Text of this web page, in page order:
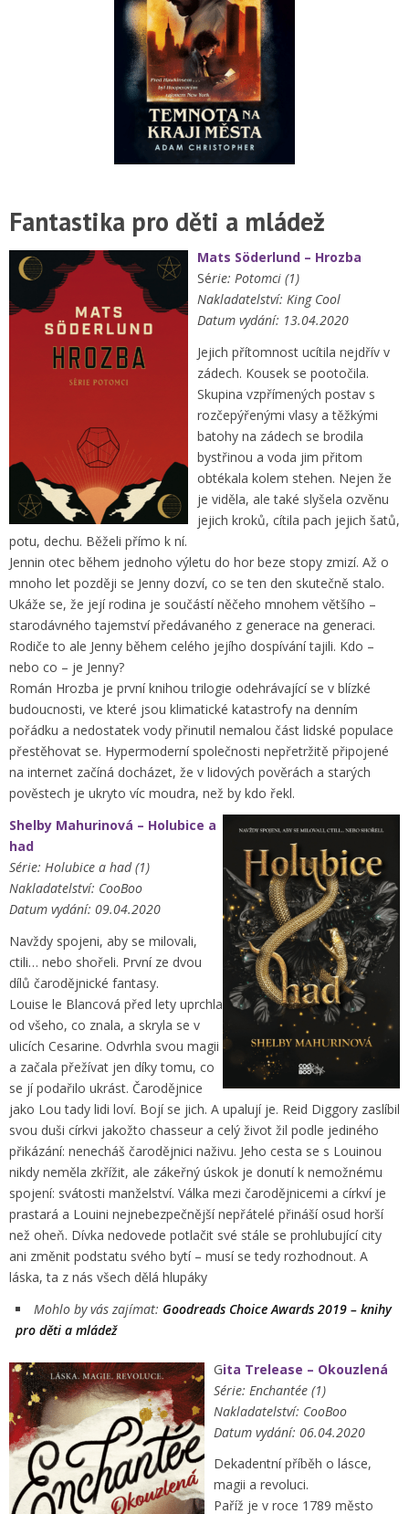
Fantastika pro děti a mládež
Mats Söderlund – Hrozba
Série: Potomci (1)
Nakladatelství: King Cool
Datum vydání: 13.04.2020
Jejich přítomnost ucítila nejdřív v
zádech. Kousek se pootočila.
Skupina vzpřímených postav s
rozčepýřenými vlasy a těžkými
batohy na zádech se brodila
bystřinou a voda jim přitom
obtékala kolem stehen. Nejen že
je viděla, ale také slyšela ozvěnu
jejich kroků, cítila pach jejich šatů,
potu, dechu. Běželi přímo k ní.
Jennin otec během jednoho výletu do hor beze stopy zmizí. Až o
mnoho let později se Jenny dozví, co se ten den skutečně stalo.
Ukáže se, že její rodina je součástí něčeho mnohem většího –
starodávného tajemství předávaného z generace na generaci.
Rodiče to ale Jenny během celého jejího dospívání tajili. Kdo –
nebo co – je Jenny?
Román Hrozba je první knihou trilogie odehrávající se v blízké
budoucnosti, ve které jsou klimatické katastrofy na denním
pořádku a nedostatek vody přinutil nemalou část lidské populace
přestěhovat se. Hypermoderní společnosti nepřetržitě připojené
na internet začíná docházet, že v lidových pověrách a starých
pověstech je ukryto víc moudra, než by kdo řekl.
Shelby Mahurinová – Holubice a
had
Série: Holubice a had (1)
Nakladatelství: CooBoo
Datum vydání: 09.04.2020
Navždy spojeni, aby se milovali,
ctili… nebo shořeli. První ze dvou
dílů čarodějnické fantasy.
Louise le Blancová před lety uprchla
od všeho, co znala, a skryla se v
ulicích Cesarine. Odvrhla svou magii
a začala přežívat jen díky tomu, co
se jí podařilo ukrást. Čarodějnice
jako Lou tady lidi loví. Bojí se jich. A upalují je. Reid Diggory zaslíbil
svou duši církvi jakožto chasseur a celý život žil podle jediného
přikázání: nenecháš čarodějnici naživu. Jeho cesta se s Louinou
nikdy neměla zkřížit, ale zákeřný úskok je donutí k nemožnému
spojení: svátosti manželství. Válka mezi čarodějnicemi a církví je
prastará a Louini nejnebezpečnější nepřátelé přináší osud horší
než oheň. Dívka nedovede potlačit své stále se prohlubující city
ani změnit podstatu svého bytí – musí se tedy rozhodnout. A
láska, ta z nás všech dělá hlupáky
Mohlo by vás zajímat: Goodreads Choice Awards 2019 – knihy
pro děti a mládež
Gita Trelease – Okouzlená
Série: Enchantée (1)
Nakladatelství: CooBoo
Datum vydání: 06.04.2020
Dekadentní příběh o lásce,
magii a revoluci.
Paříž je v roce 1789 město